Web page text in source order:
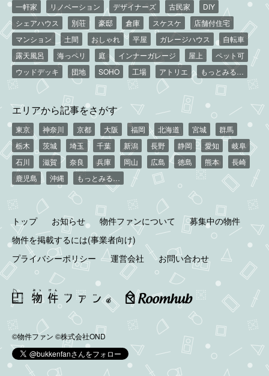
一軒家 リノベーション デザイナーズ 古民家
DIY
シェアハウス
別荘 豪邸 倉庫 スケスケ
店舗付住宅
マンション
土間 おしゃれ 平屋 ガレージハウス
自転車
露天風呂
海っペリ 庭 インナーガレージ 屋上
ペット可
ウッドデッキ
団地 SOHO 工場 アトリエ もっとみる…
エリアから記事をさがす
東京 神奈川 京都 大阪 福岡 北海道 宮城
群馬
栃木
茨城 埼玉 千葉 新潟 長野 静岡 愛知
岐阜
石川
滋賀 奈良 兵庫 岡山 広島 徳島 熊本
長崎
鹿児島
沖縄 もっとみる…
トップ お知らせ 物件ファンについて
募集中の物件
物件を掲載するには(事業者向け)
プライバシーポリシー
運営会社 お問い合わせ
©物件ファン ©株式会社OND